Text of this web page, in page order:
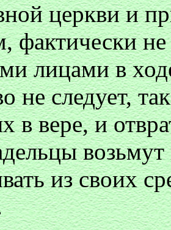
церкви и
фактически
лицами в
не следует,
в вере, и
возьмут
из своих